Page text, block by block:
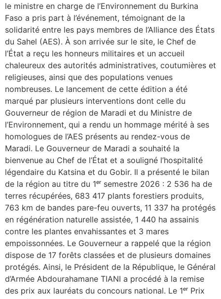
le ministre en charge de l’Environnement du Burkina
Faso a pris part à l’événement, témoignant de la
solidarité entre les pays membres de l’Alliance des États
du Sahel (AES). À son arrivée sur le site, le Chef de
l’État a reçu les honneurs militaires et un accueil
chaleureux des autorités administratives, coutumières et
religieuses, ainsi que des populations venues
nombreuses. Le lancement de cette édition a été
marqué par plusieurs interventions dont celle du
Gouverneur de région de Maradi et du Ministre de
l’Environnement, qui a rendu un hommage mérité à ses
homologues de l’AES présents au rendez-vous de
Maradi. Le Gouverneur de Maradi a souhaité la
bienvenue au Chef de l’État et a souligné l’hospitalité
légendaire du Katsina et du Gobir. Il a présenté le bilan
de la région au titre du 1ᵉʳ semestre 2026 : 2 536 ha de
terres récupérées, 683 417 plants forestiers produits,
763 km de bandes pare-feu ouverts, 11 337 ha protégés
en régénération naturelle assistée, 1 440 ha assainis
contre les plantes envahissantes et 3 mares
empoissonnées. Le Gouverneur a rappelé que la région
dispose de 17 forêts classées et de plusieurs domaines
protégés. Ainsi, le Président de la République, le Général
d’Armée Abdourahamane TIANI a procédé à la remise
des prix aux lauréats du concours national. Le 1ᵉʳ Prix